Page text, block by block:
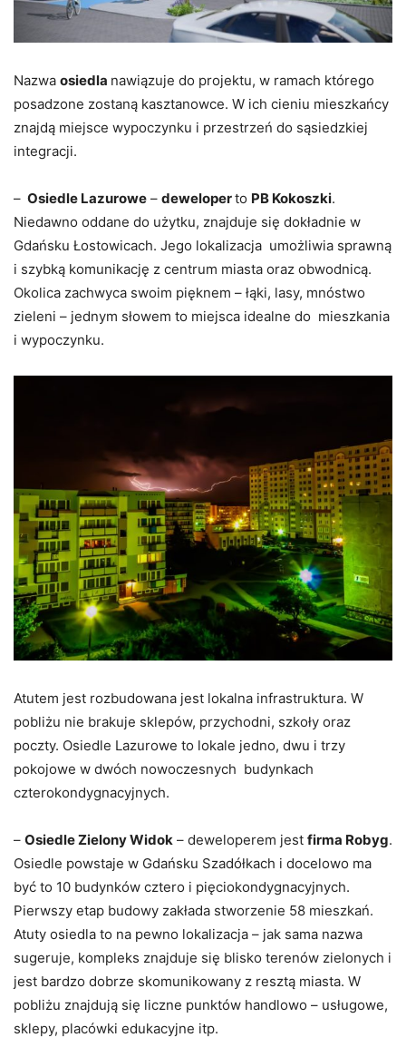
Nazwa osiedla nawiązuje do projektu, w ramach którego
posadzone zostaną kasztanowce. W ich cieniu mieszkańcy
znajdą miejsce wypoczynku i przestrzeń do sąsiedzkiej
integracji.
– Osiedle Lazurowe – deweloperto PB Kokoszki.
Niedawno oddane do użytku, znajduje się dokładnie w
Gdańsku Łostowicach. Jego lokalizacja umożliwia sprawną
i szybką komunikację z centrum miasta oraz obwodnicą.
Okolica zachwyca swoim pięknem – łąki, lasy, mnóstwo
zieleni – jednym słowem to miejsca idealne do mieszkania
i wypoczynku.
Atutem jest rozbudowana jest lokalna infrastruktura. W
pobliżu nie brakuje sklepów, przychodni, szkoły oraz
poczty. Osiedle Lazurowe to lokale jedno, dwu i trzy
pokojowe w dwóch nowoczesnych budynkach
czterokondygnacyjnych.
– Osiedle Zielony Widok – deweloperem jest firma Robyg.
Osiedle powstaje w Gdańsku Szadółkach i docelowo ma
być to 10 budynków cztero i pięciokondygnacyjnych.
Pierwszy etap budowy zakłada stworzenie 58 mieszkań.
Atuty osiedla to na pewno lokalizacja – jak sama nazwa
sugeruje, kompleks znajduje się blisko terenów zielonych i
jest bardzo dobrze skomunikowany z resztą miasta. W
pobliżu znajdują się liczne punktów handlowo – usługowe,
sklepy, placówki edukacyjne itp.